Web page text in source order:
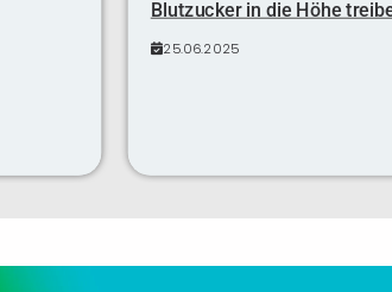
Blutzucker in die Höhe
25.06.2025